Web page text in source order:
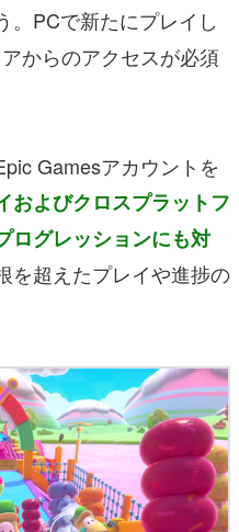
。PCで新たにプレイし
からのアクセスが必須
Gamesアカウントを
およびクロスプラットフ
ログレッションにも対
を超えたプレイや進捗の